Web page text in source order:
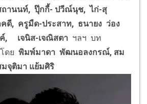
านนท์, ปุ๊กกี้- ปวีณ์นุช, ไก่-สุ
ดี, ครูมืด-ประสาท, ธนายง ว่อง
,
เจนิส-เจณิสตา ฯลฯ บท
ดย พิมพ์มาดา พัฒนอลงกรณ์, สม
จุติมา แย้มศิริ